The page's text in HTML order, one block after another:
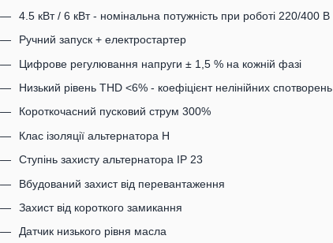
4.5 кВт / 6 кВт - номінальна потужність при роботі 220/400 В
Ручний запуск + електростартер
Цифрове регулювання напруги ± 1,5 % на кожній фазі
Низький рівень THD <6% - коефіцієнт нелінійних спотворень
Короткочасний пусковий струм 300%
Клас ізоляції альтернатора H
Ступінь захисту альтернатора IP 23
Вбудований захист від перевантаження
Захист від короткого замикання
Датчик низького рівня масла